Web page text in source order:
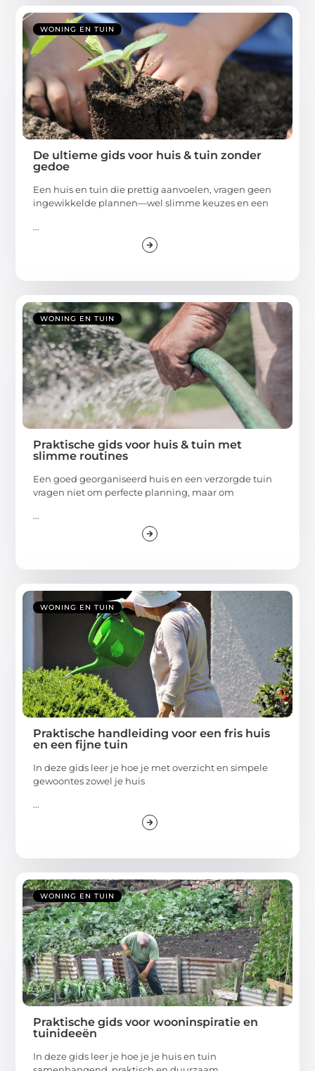
WONING EN TUIN
De ultieme gids voor huis & tuin zonder
gedoe
Een huis en tuin die prettig aanvoelen, vragen geen
ingewikkelde plannen—wel slimme keuzes en een
...
WONING EN TUIN
Praktische gids voor huis & tuin met
slimme routines
Een goed georganiseerd huis en een verzorgde tuin
vragen niet om perfecte planning, maar om
...
WONING EN TUIN
Praktische handleiding voor een fris huis
en een fijne tuin
In deze gids leer je hoe je met overzicht en simpele
gewoontes zowel je huis
...
WONING EN TUIN
Praktische gids voor wooninspiratie en
tuinideeën
In deze gids leer je hoe je je huis en tuin